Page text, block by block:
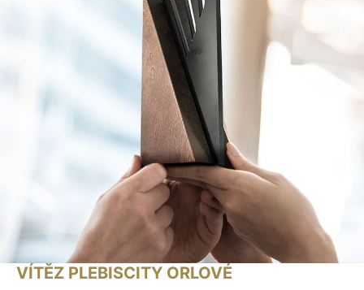
VÍTĚZ PLEBISCITY ORLOVÉ